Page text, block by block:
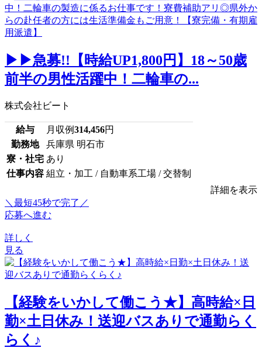
▶▶急募!!【時給UP1,800円】18～50歳
前半の男性活躍中！二輪車の...
株式会社ビート
給与 月収例314,456円
勤務地
兵庫県 明石市
寮・社宅 あり
仕事内容 組立・加工 / 自動車系工場 / 交替制
詳細を表示
＼最短45秒で完了／
応募へ進む
詳しく
見る
【経験をいかして働こう★】高時給×日
勤×土日休み！送迎バスありで通勤らく
らく♪